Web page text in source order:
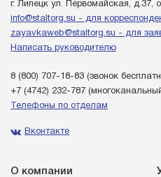
г. Липецк ул. Первомайская, д.37,
info@staltorg.su - для
zayavkaweb@staltorg.su - для
Написать руководителю
8 (800) 707-18-83 (звонок
+7 (4742) 232-787
Телефоны по отделам
Вконтакте
О компании